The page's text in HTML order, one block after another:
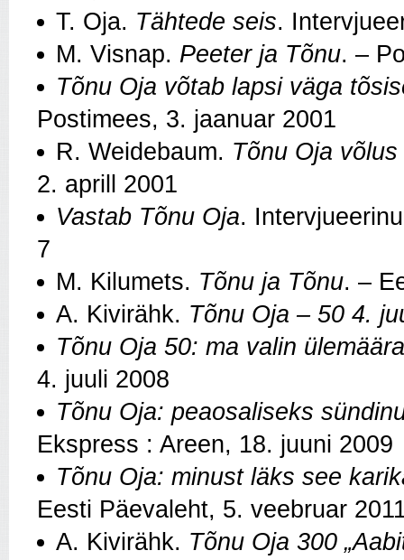
T. Oja. Tähtede seis.
M. Visnap. Peeter ja Tõnu. –
Tõnu Oja võtab lapsi väga
Postimees, 3. jaanuar 2001
R. Weidebaum. Tõnu Oja
2. aprill 2001
Vastab Tõnu Oja.
7
M. Kilumets. Tõnu ja Tõnu. –
A. Kivirähk. Tõnu Oja – 50 4.
Tõnu Oja 50: ma valin ülemäära
4. juuli 2008
Tõnu Oja: peaosaliseks
Ekspress : Areen, 18. juuni 2009
Tõnu Oja: minust läks see
Eesti Päevaleht, 5. veebruar
A. Kivirähk. Tõnu Oja 300